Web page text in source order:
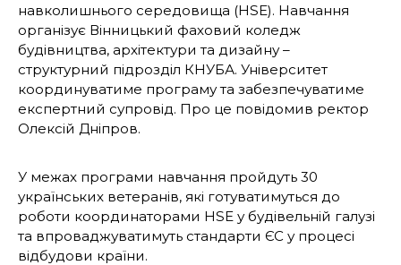
навколишнього середовища (HSE). Навчання
організує Вінницький фаховий коледж
будівництва, архітектури та дизайну –
структурний підрозділ КНУБА. Університет
координуватиме програму та забезпечуватиме
експертний супровід. Про це повідомив ректор
Олексій Дніпров.
У межах програми навчання пройдуть 30
українських ветеранів, які готуватимуться до
роботи координаторами HSE у будівельній галузі
та впроваджуватимуть стандарти ЄС у процесі
відбудови країни.